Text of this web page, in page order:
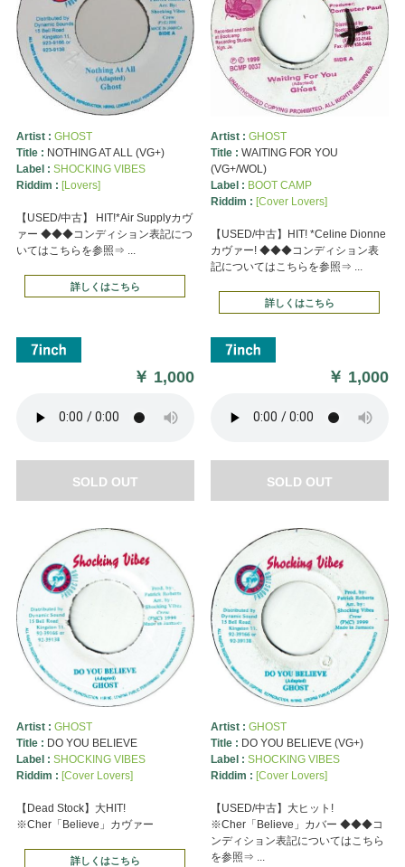
Artist : GHOST
Title : NOTHING AT ALL (VG+)
Label : SHOCKING VIBES
Riddim : [Lovers]
【USED/中古】 HIT!*Air Supplyカヴ
ァー ◆◆◆コンディション表記につ
いてはこちらを参照⇒ ...
詳しくはこちら
￥ 1,000
SOLD OUT
Artist : GHOST
Title : WAITING FOR YOU
(VG+/WOL)
Label : BOOT CAMP
Riddim : [Cover Lovers]
【USED/中古】HIT! *Celine Dionne
カヴァー! ◆◆◆コンディション表
記についてはこちらを参照⇒ ...
詳しくはこちら
￥ 1,000
SOLD OUT
Artist : GHOST
Title : DO YOU BELIEVE
Label : SHOCKING VIBES
Riddim : [Cover Lovers]
【Dead Stock】大HIT!
※Cher「Believe」カヴァー
詳しくはこちら
Artist : GHOST
Title : DO YOU BELIEVE (VG+)
Label : SHOCKING VIBES
Riddim : [Cover Lovers]
【USED/中古】大ヒット!
※Cher「Believe」カバー ◆◆◆コ
ンディション表記についてはこちら
を参照⇒ ...